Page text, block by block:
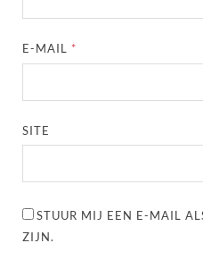
E-MAIL *
SITE
STUUR MIJ EEN E-MAIL
ZIJN.